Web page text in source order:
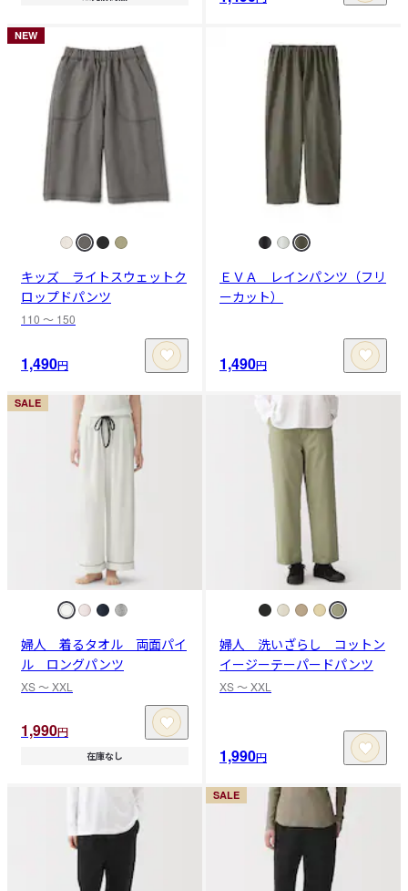
NEW
キッズ ライトスウェットク
ロップドパンツ
110 〜 150
1,490円
ＥＶＡ レインパンツ（フリ
ーカット）
1,490円
SALE
婦人 着るタオル 両面パイ
ル ロングパンツ
XS 〜 XXL
1,990円
在庫なし
婦人 洗いざらし コットン
イージーテーパードパンツ
XS 〜 XXL
1,990円
SALE